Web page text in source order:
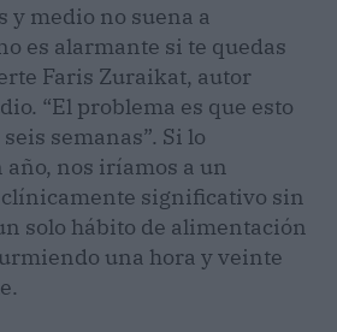
y medio no suena a
es alarmante si te quedas
Faris Zuraikat, autor
“El problema es que esto
semanas”. Si lo
año, nos iríamos a un
clínicamente significativo sin
solo hábito de alimentación
una hora y veinte